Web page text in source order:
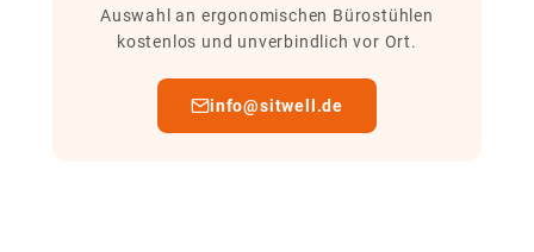
Auswahl an ergonomischen Bürostühlen
kostenlos und unverbindlich vor Ort.
info@sitwell.de